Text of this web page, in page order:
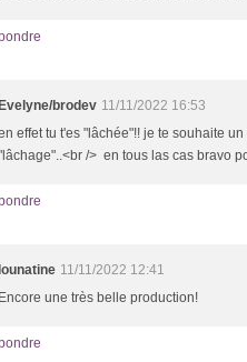
brodev 11/11/2022 16:53
effet tu t'es "lâchée"!! je te souhaite
/> en tous las cas bravo
11/11/2022 12:41
Encore une très belle production!